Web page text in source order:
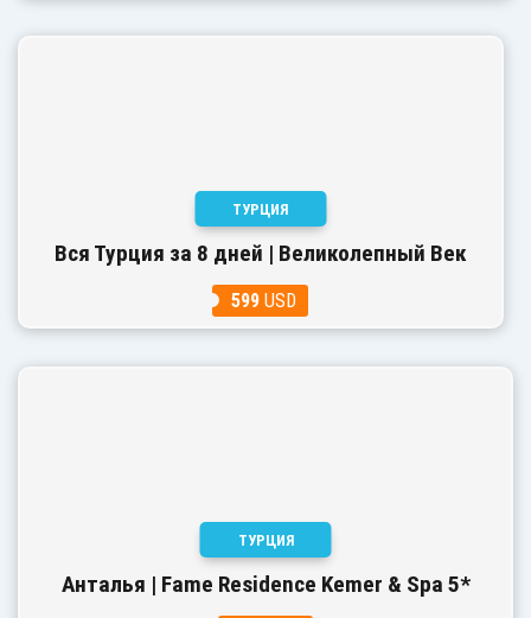
ТУРЦИЯ
Вся Турция за 8 дней | Великолепный Век
599 USD
ТУРЦИЯ
Анталья | Fame Residence Kemer & Spa 5*